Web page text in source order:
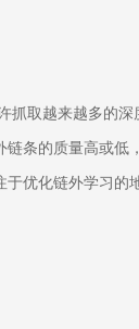
抓取越来越多的
条的质量高或低
优化链外学习的